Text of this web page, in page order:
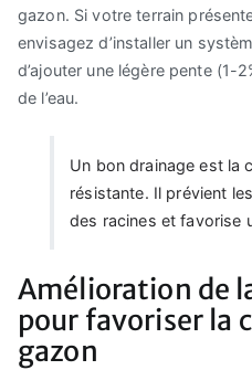
gazon. Si votre terrain
envisagez d’installer un
d’ajouter une légère pente (1-
de l’eau.
Un bon drainage est la
résistante. Il prévient
des racines et favorise
Amélioration de
pour favoriser la
gazon